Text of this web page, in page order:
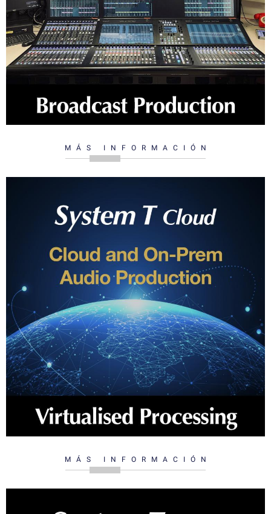
MÁS INFORMACIÓN
MÁS INFORMACIÓN